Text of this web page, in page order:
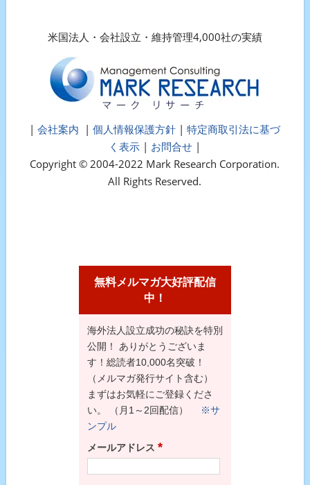
米国法人・会社設立・維持管理4,000社の実績
|会社案内 | 個人情報保護方針 | 特定商取引法に基づ
く表示 | お問合せ |
Copyright © 2004-2022 Mark Research Corporation.
All Rights Reserved.
無料メルマガ大好評配信
中！
海外法人設立成功の秘訣を特別
公開！ ありがとうございま
す！総読者10,000名突破！
（メルマガ発行サイト含む）
まずはお気軽にご登録くださ
い。 （月1～2回配信）
※サ
ンプル
メールアドレス *